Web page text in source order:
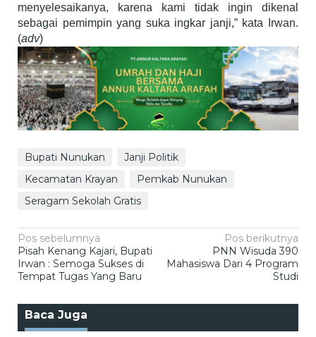
menyelesaikanya, karena kami tidak ingin dikenal
sebagai pemimpin yang suka ingkar janji,” kata Irwan.
(adv)
Bupati Nunukan
Janji Politik
Kecamatan Krayan
Pemkab Nunukan
Seragam Sekolah Gratis
Navigasi
pos
Pos sebelumnya
Pisah Kenang Kajari, Bupati
Irwan : Semoga Sukses di
Tempat Tugas Yang Baru
Pos berikutnya
PNN Wisuda 390
Mahasiswa Dari 4 Program
Studi
Baca Juga